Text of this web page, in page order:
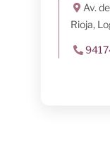
Av.
Rioja,